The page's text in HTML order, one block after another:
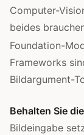
Computer-
beides
Foundation-
Frameworks
Bildargument-
Behalten Sie
Bildeingabe